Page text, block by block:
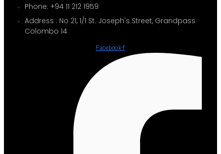
Phone: +94 11 212 1959
Address : No 21, 1/1 St. Joseph's Street, Grandpass
Colombo 14
Facebook-f